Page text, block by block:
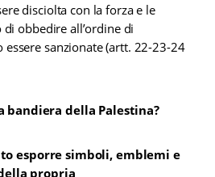
disciolta con la forza e le
obbedire all’ordine di
sanzionate (artt. 22-23-24
bandiera della Palestina?
esporre simboli, emblemi e
propria